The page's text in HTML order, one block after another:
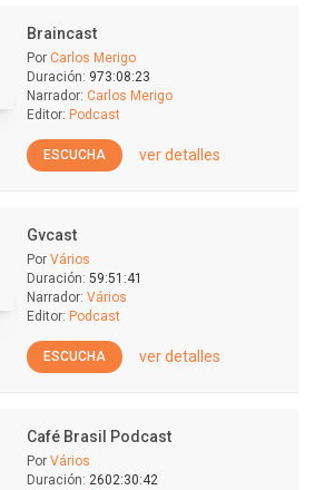
Braincast
Por Carlos Merigo
Duración: 973:08:23
Narrador: Carlos Merigo
Editor: Podcast
ESCUCHA ver detalles
Gvcast
Por Vários
Duración: 59:51:41
Narrador: Vários
Editor: Podcast
ESCUCHA ver detalles
Café Brasil Podcast
Por Vários
Duración: 2602:30:42